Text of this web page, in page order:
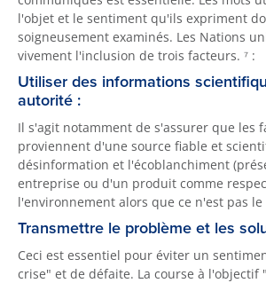
l'objet et le sentiment qu'ils expriment
soigneusement examinés. Les Nations
vivement l'inclusion de trois facteurs. ⁷ :
Utiliser des informations
autorité :
Il s'agit notamment de s'assurer que les
proviennent d'une source fiable et
désinformation et l'écoblanchiment
entreprise ou d'un produit comme
l'environnement alors que ce n'est pas le
Transmettre le problème et les
Ceci est essentiel pour éviter un
crise" et de défaite. La course à l'objectif